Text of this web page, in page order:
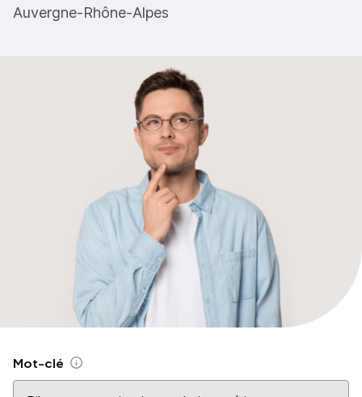
Auvergne-Rhône-Alpes
Mot-clé Aide